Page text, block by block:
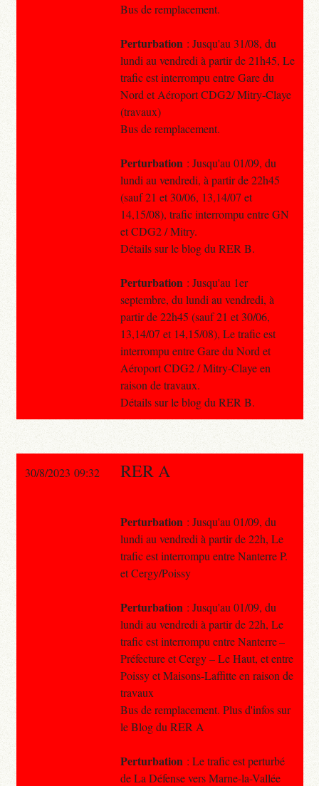
Bus de remplacement.
Perturbation : Jusqu'au 31/08, du
lundi au vendredi à partir de 21h45, Le
trafic est interrompu entre Gare du
Nord et Aéroport CDG2/ Mitry-Claye
(travaux)
Bus de remplacement.
Perturbation : Jusqu'au 01/09, du
lundi au vendredi, à partir de 22h45
(sauf 21 et 30/06, 13,14/07 et
14,15/08), trafic interrompu entre GN
et CDG2 / Mitry.
Détails sur le blog du RER B.
Perturbation : Jusqu'au 1er
septembre, du lundi au vendredi, à
partir de 22h45 (sauf 21 et 30/06,
13,14/07 et 14,15/08), Le trafic est
interrompu entre Gare du Nord et
Aéroport CDG2 / Mitry-Claye en
raison de travaux.
Détails sur le blog du RER B.
30/8/2023 09:32 RER A
Perturbation : Jusqu'au 01/09, du
lundi au vendredi à partir de 22h, Le
trafic est interrompu entre Nanterre P.
et Cergy/Poissy
Perturbation : Jusqu'au 01/09, du
lundi au vendredi à partir de 22h, Le
trafic est interrompu entre Nanterre –
Préfecture et Cergy – Le Haut, et entre
Poissy et Maisons-Laffitte en raison de
travaux
Bus de remplacement. Plus d'infos sur
le Blog du RER A
Perturbation : Le trafic est perturbé
de La Défense vers Marne-la-Vallée